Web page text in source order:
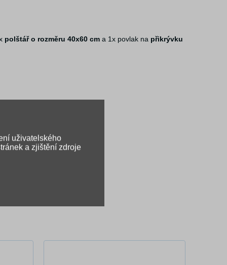
polštář o rozměru 40x60 cm a 1x povlak na přikrývku
uživatelského
a zjištění zdroje